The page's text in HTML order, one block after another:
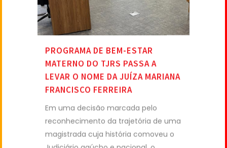
Em uma decisão marcada pelo
reconhecimento da trajetória de uma
magistrada cuja história comoveu o
Judiciário gaúcho e nacional, o
Conselho da Magistratura (COMAG)
do...
03 junho, 2026